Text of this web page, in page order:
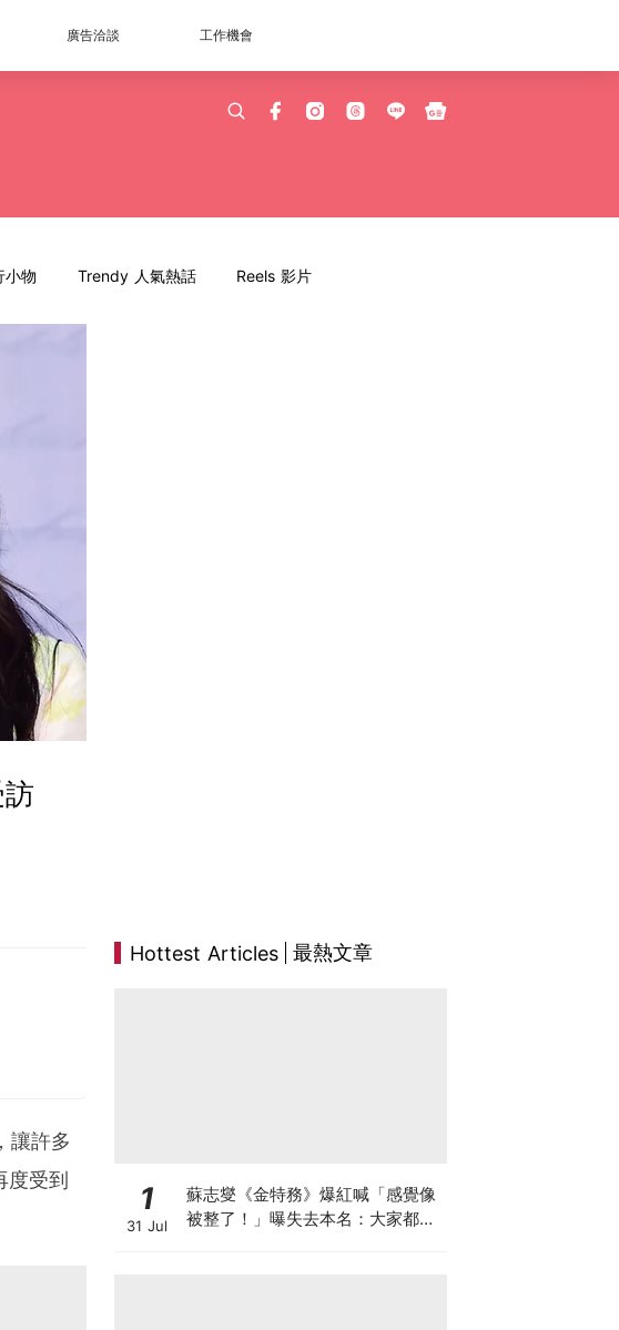
廣告洽談 工作機會
小物 Trendy 人氣熱話 Reels 影片
讓許多
受到
Hottest Articles 最熱文章
1
31 Jul
蘇志燮《金特務》爆紅喊「感覺像
被整了！」曝失去本名：大家都叫